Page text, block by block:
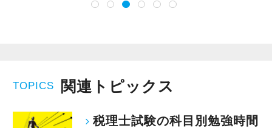
TOPICS 関連トピックス
税理士試験の科目別勉強時間